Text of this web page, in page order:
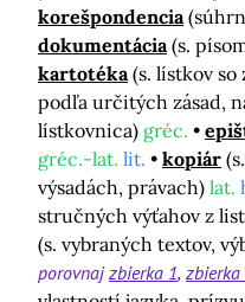
korešpondencia
dokumentácia (s.
kartotéka (s. lístkov so
podľa určitých zásad,
lístkovnica) gréc.
gréc.-lat. lit. kopiár
výsadách, právach) lat.
stručných výťahov z
(s. vybraných textov,
porovnajzbierka 1 zbierka